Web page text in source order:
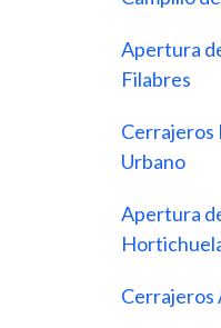
Apertura
Filabres
Cerrajeros
Urbano
Apertura
Cerrajeros